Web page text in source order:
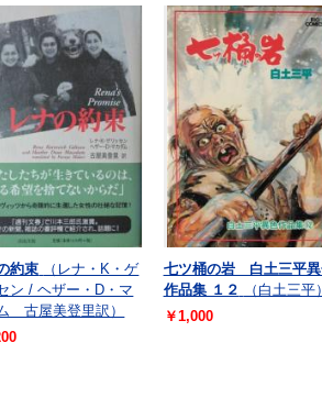
約束
（レナ・K・ゲ
ン / ヘザー・D・マ
古屋美登里訳）
七ツ桶の岩 白土三平
作品集 １２
（白土三平
￥1,000